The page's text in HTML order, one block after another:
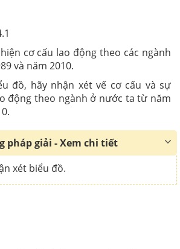
cơ cấu lao động theo các ngành
và năm 2010.
đồ, hãy nhận xét vế cơ cấu và sự
động theo ngành ở nước ta từ năm
pháp giải - Xem chi tiết
xét biểu đồ.